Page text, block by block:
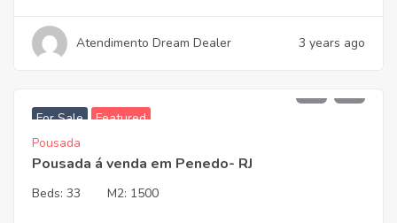
Atendimento Dream Dealer 3 years ago
For Sale Featured
Pousada
Pousada á venda em Penedo- RJ
Beds: 33 M2: 1500